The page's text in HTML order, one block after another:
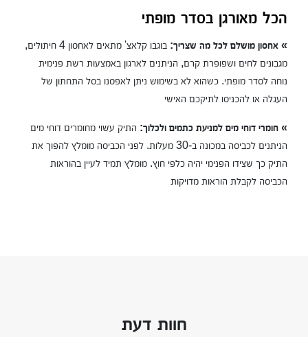
הכל מאורגן בסדר מופתי
» אחסון מושלם לכל מה שצריך:
בוגבו קלאצ' מתאים לאחסון 4 חיתולים,
מגבונים לחים ושפופרת קרם, הניתנים לארגון באמצעות רשת פנימית
נוחה לסדר מופתי. כשהוא לא בשימוש ניתן לאפסנו בסל התחתון של
העגלה או להכניסו לתיקכם האישי
» חומרי דוחי מים למניעת כתמים ולכלוך: התיק עשוי מחומרים דוחי מים
הניתנים לכביסה במכונה ב-30 מעלות. לפני הכביסה מומלץ להפוך את
התיק כך שצידו הפנימי יהיה כלפי חוץ. מומלץ תמיד לעיין בהוראות
הכביסה לקבלת הוראות מדויקות
חוות דעת